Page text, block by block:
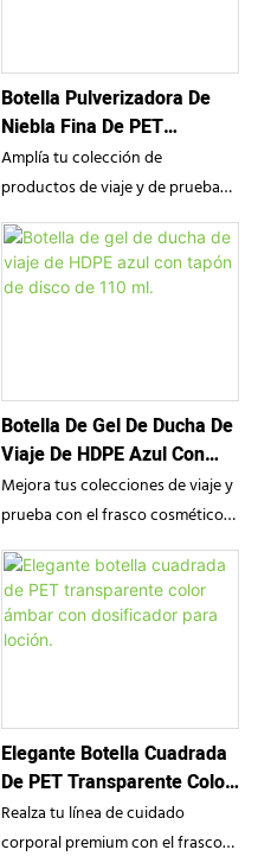
fórmula de forma precisa y sin
derrames directamente a las
raíces del cabello. Combina a la
perfección una estética clínica
con la precisión funcional para
sérums de crecimiento capilar y
tratamientos intensivos para el
cuero cabelludo.
Botella Pulverizadora De
Niebla Fina De PET
Transparente De 30 Ml
Amplía tu colección de
productos de viaje y de prueba
con el frasco pulverizador de PET
de 30 ml de SampoX. Con una
transparencia cristalina, un
envase compacto es la solución
perfecta para llevar contigo
brumas faciales hidratantes,
fijadores de maquillaje y tónicos
botánicos de uso diario.
Botella De Gel De Ducha De
Viaje De HDPE Azul Con
Tapón De Disco De 110 Ml.
Mejora tus colecciones de viaje y
prueba con el frasco cosmético
de HDPE azul de SampoX. Con un
cuerpo resistente en forma de U
y una tapa superior de disco
blanco muy funcional, este
con una sola mano, lo que lo
convierte en la solución perfecta
para llevar contigo geles de
ducha y lociones corporales
refrescantes.
Elegante Botella Cuadrada
De PET Transparente Color
Ámbar Con Dosificador
Para Loción.
Realza tu línea de cuidado
corporal premium con el frasco